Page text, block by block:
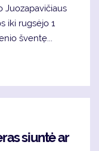
Juozapavičiaus
iki rugsėjo 1
šventę...
siuntė ar